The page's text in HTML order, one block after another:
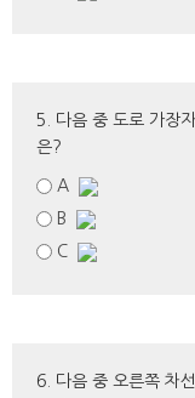
5. 다음 중 도로 가장
은?
A
B
C
6. 다음 중 오른쪽 차